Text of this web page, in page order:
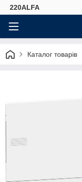
220ALFA
Каталог товарів